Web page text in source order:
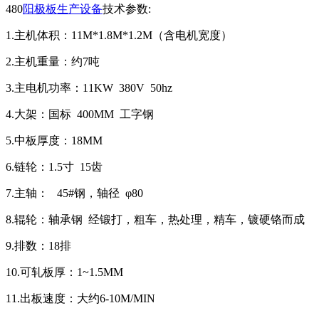
480阳极板生产设备技术参数:
1.主机体积：11M*1.8M*1.2M（含电机宽度）
2.主机重量：约7吨
3.主电机功率：11KW 380V 50hz
4.大架：国标 400MM 工字钢
5.中板厚度：18MM
6.链轮：1.5寸 15齿
7.主轴： 45#钢，轴径 φ80
8.辊轮：轴承钢 经锻打，粗车，热处理，精车，镀硬铬而成
9.排数：18排
10.可轧板厚：1~1.5MM
11.出板速度：大约6-10M/MIN